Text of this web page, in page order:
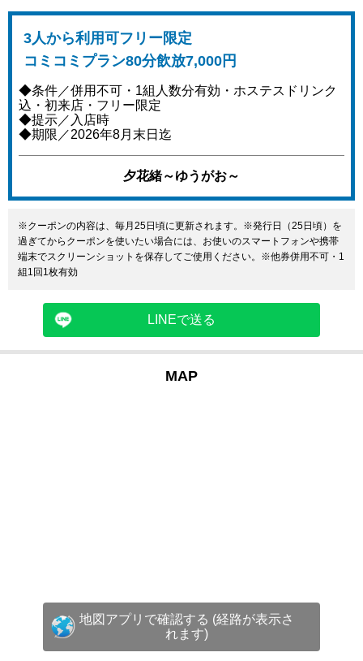
3人から利用可フリー限定
コミコミプラン80分飲放7,000円
◆条件／併用不可・1組人数分有効・ホステスドリンク
込・初来店・フリー限定
◆提示／入店時
◆期限／2026年8月末日迄
夕花緒～ゆうがお～
※クーポンの内容は、毎月25日頃に更新されます。※発行日（25日頃）を
過ぎてからクーポンを使いたい場合には、お使いのスマートフォンや携帯
端末でスクリーンショットを保存してご使用ください。※他券併用不可・1
組1回1枚有効
LINEで送る
MAP
地図アプリで確認する (経路が表示さ
れます)